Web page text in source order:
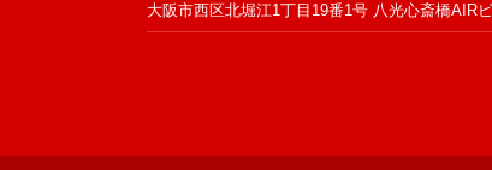
大阪市西区北堀江1丁目19番1号 八光心斎橋AIR